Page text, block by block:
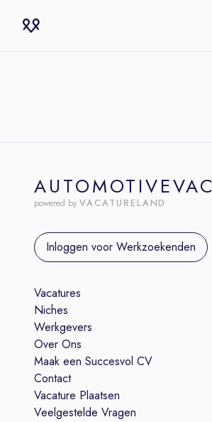
AUTOMOTIVEVAC
powered by VACATURELAND
Inloggen voor Werkzoekenden
Vacatures
Niches
Werkgevers
Over Ons
Maak een Succesvol CV
Contact
Vacature Plaatsen
Veelgestelde Vragen